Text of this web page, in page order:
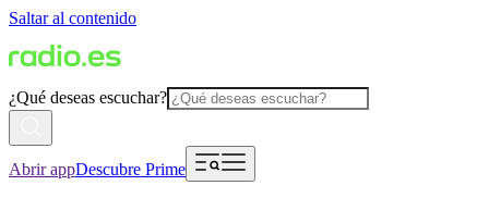
Saltar al contenido
¿Qué deseas escuchar?
Abrir appDescubre Prime